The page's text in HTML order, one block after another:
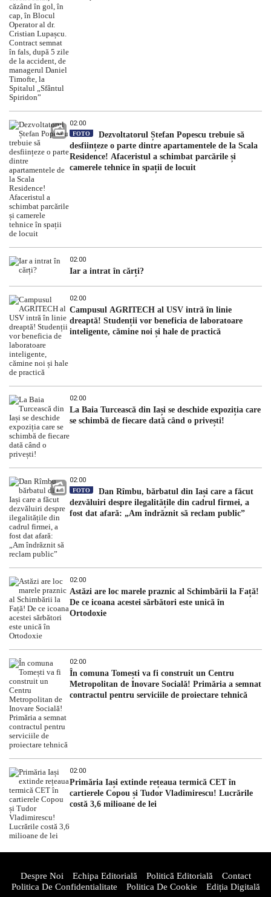
02:00
FOTO
Dezvoltatorul Ștefan Popescu trebuie să
desființeze o parte dintre apartamentele de la Scala
Residence! Afaceristul a schimbat parcările și
camerele tehnice în spații de locuit
02:00
Iar a intrat în cărți?
02:00
Campusul AGRITECH al USV intră în linie
dreaptă! Studenții vor beneficia de laboratoare
inteligente, cămine noi și hale de practică
02:00
La Baia Turcească din Iași se deschide expoziția care
se schimbă de fiecare dată când o privești!
02:00
FOTO
Dan Rîmbu, bărbatul din Iași care a făcut
dezvăluiri despre ilegalitățile din cadrul firmei, a
fost dat afară: „Am îndrăznit să reclam public”
02:00
Astăzi are loc marele praznic al Schimbării la Față!
De ce icoana acestei sărbători este unică în
Ortodoxie
02:00
În comuna Tomești va fi construit un Centru
Metropolitan de Inovare Socială! Primăria a semnat
contractul pentru serviciile de proiectare tehnică
02:00
Primăria Iași extinde rețeaua termică CET în
cartierele Copou și Tudor Vladimirescu! Lucrările
costă 3,6 milioane de lei
Despre Noi Echipa Editorială Politică Editorială
Contact
Politica De Confidentialitate
Politica De Cookie Ediția Digitală